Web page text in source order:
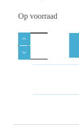
Op voorraad